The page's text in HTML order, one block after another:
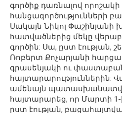
գործիք դառնալով որոշակի
հանցագործությունների
Սակայն Նիկոլ Փաշինյանի
հատվածներից մեկը
գործին: Սա, ըստ էության,
Ռոբերտ Քոչարյանի
գրասենյակի ու
հայտարարություններին:
ամենայն
հայտարարեց, որ Մարտի 1-
ըստ էության,